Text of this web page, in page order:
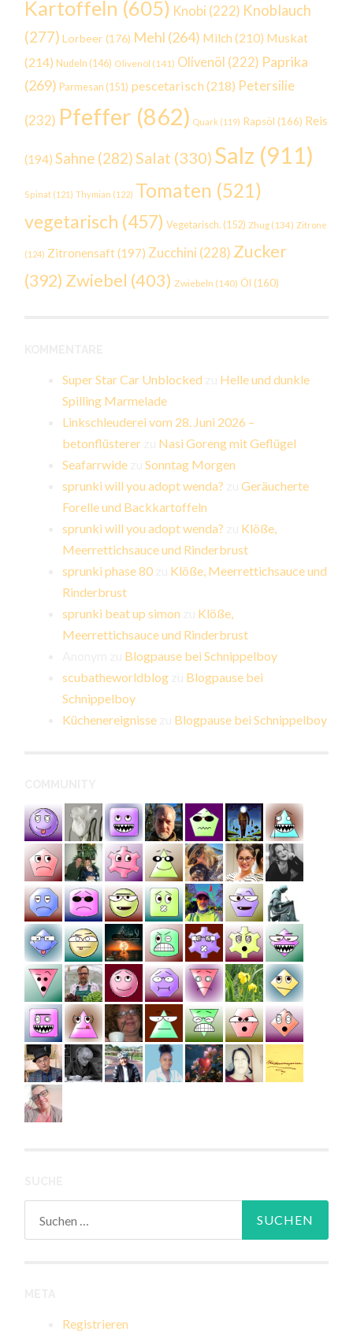
Kartoffeln (605) Knobi (222) Knoblauch
(277) Lorbeer (176) Mehl (264) Milch (210) Muskat
(214) Nudeln (146) Olivenöl (141) Olivenöl (222) Paprika
(269) Parmesan (151) pescetarisch (218) Petersilie
(232) Pfeffer (862) Quark (119) Rapsöl (166) Reis
(194) Sahne (282)Salat (330) Salz (911)
Spinat (121) Thymian (122) Tomaten (521)
vegetarisch (457) Vegetarisch. (152) Zhug (134) Zitrone
(124) Zitronensaft(197) Zucchini (228) Zucker
(392) Zwiebel (403) Zwiebeln (140) Öl (160)
Super Star Car Unblocked
Helle und dunkle
Spilling Marmelade
Linkschleuderei vom 28. Juni 2026 –
betonflüsterer
Nasi Goreng mit Geflügel
Seafarrwide zuSonntag Morgen
sprunki will you adopt wenda? zuGeräucherte
Forelle und Backkartoffeln
sprunki will you adopt wenda?
Klöße,
Meerrettichsauce und Rinderbrust
sprunki phase 80
Klöße, Meerrettichsauce und
Rinderbrust
sprunki beat up simon
Klöße,
Meerrettichsauce und Rinderbrust
Blogpause bei Schnippelboy
scubatheworldblog
Blogpause bei
Schnippelboy
Küchenereignisse
Blogpause bei Schnippelboy
Registrieren